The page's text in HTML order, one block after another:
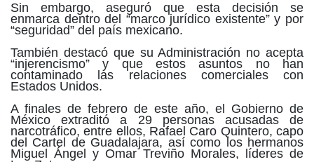
Sin embargo, aseguró que esta decisión se
enmarca dentro del “marco jurídico existente” y por
“seguridad” del país mexicano.
También destacó que su Administración no acepta
“injerencismo” y que estos asuntos no han
contaminado las relaciones comerciales con
Estados Unidos.
A finales de febrero de este año, el Gobierno de
México extraditó a 29 personas acusadas de
narcotráfico, entre ellos, Rafael Caro Quintero, capo
del Cartel de Guadalajara, así como los hermanos
Miguel Ángel y Omar Treviño Morales, líderes de